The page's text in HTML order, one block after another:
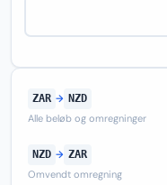
ZAR → NZD
Alle beløb og omregninger
NZD → ZAR
Omvendt omregning